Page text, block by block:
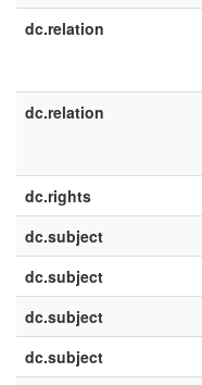
dc.relation
dc.relation
dc.rights
dc.subject
dc.subject
dc.subject
dc.subject